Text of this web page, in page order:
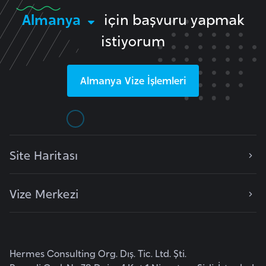
Almanya
için başvuru yapmak
istiyorum
Almanya Vize İşlemleri
Site Haritası
Vize Merkezi
Hermes Consulting Org. Dış. Tic. Ltd. Şti.
F
a
o
Ç
C
h